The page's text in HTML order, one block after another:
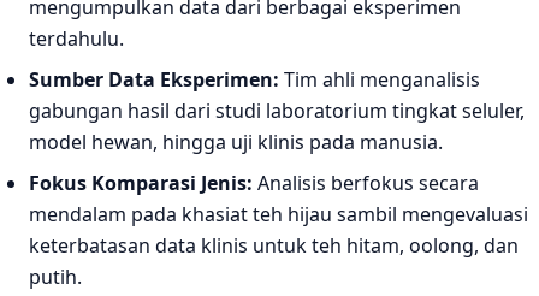
mengumpulkan data dari berbagai eksperimen
terdahulu.
Sumber Data Eksperimen: Tim ahli menganalisis
gabungan hasil dari studi laboratorium tingkat seluler,
model hewan, hingga uji klinis pada manusia.
Fokus Komparasi Jenis: Analisis berfokus secara
mendalam pada khasiat teh hijau sambil mengevaluasi
keterbatasan data klinis untuk teh hitam, oolong, dan
putih.